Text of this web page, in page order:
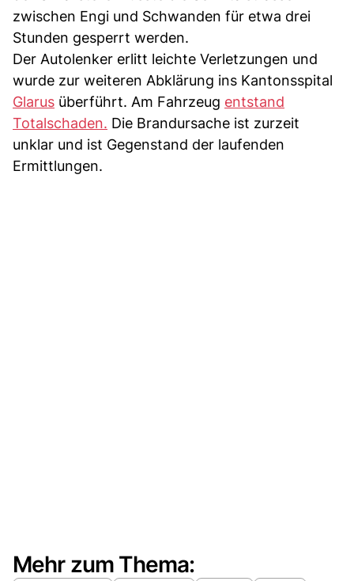
zwischen Engi und Schwanden für etwa drei
Stunden gesperrt werden.
Der Autolenker erlitt leichte Verletzungen und
wurde zur weiteren Abklärung ins Kantonsspital
Glarus überführt. Am Fahrzeug entstand
Totalschaden. Die Brandursache ist zurzeit
unklar und ist Gegenstand der laufenden
Ermittlungen.
Mehr zum Thema: